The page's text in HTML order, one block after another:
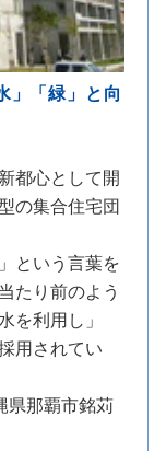
」「緑」と向
都心として開
の集合住宅団
という言葉を
たり前のよう
を利用し」
用されてい
那覇市銘苅